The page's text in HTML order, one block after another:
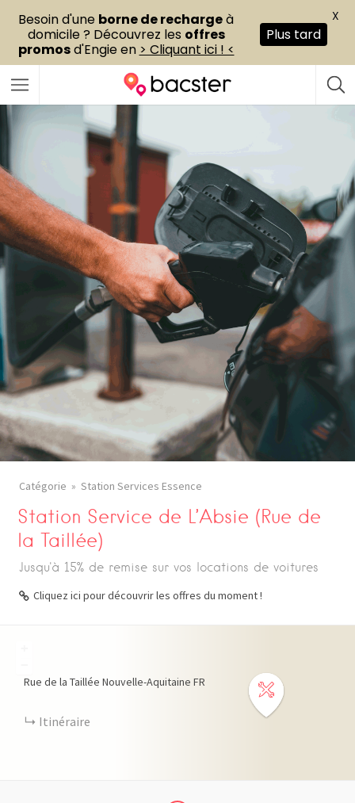
Catégorie Station Services Essence
Station Service de L’Absie (Rue de
la Taillée)
Jusqu'à 15% de remise sur vos locations de voitures
Cliquez ici pour découvrir les offres du moment !
Rue de la Taillée Nouvelle-Aquitaine FR
Itinéraire
Besoin d'une borne de rechargeà
domicile ? Découvrez les offres
promosd'Engie en > Cliquant ici ! <
Plus tard
X